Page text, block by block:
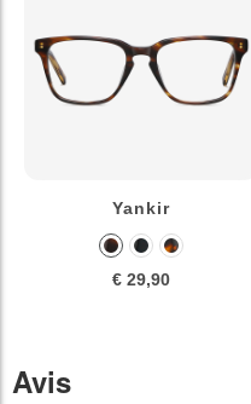
Yankir
€ 29,90
Avis